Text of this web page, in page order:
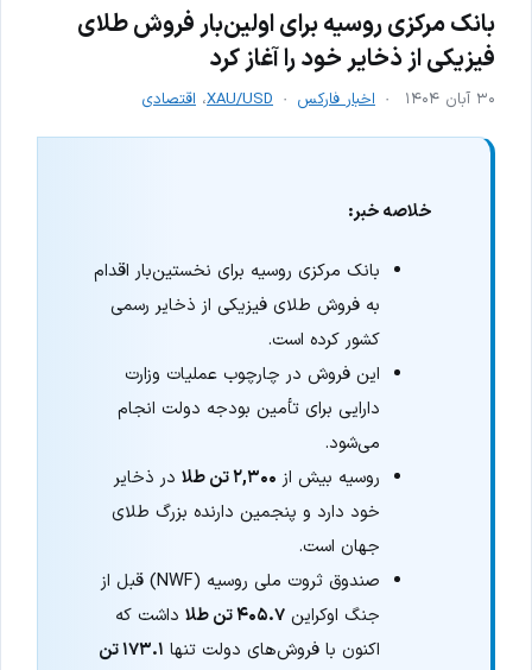
بانک مرکزی روسیه برای اولین‌بار فروش طلای
فیزیکی از ذخایر خود را آغاز کرد
۳۰ آبان ۱۴۰۴ اخبار فارکس XAU/USD، اقتصادی
خلاصه خبر:
بانک مرکزی روسیه برای نخستین‌بار اقدام
به فروش طلای فیزیکی از ذخایر رسمی
کشور کرده است.
این فروش در چارچوب عملیات وزارت
دارایی برای تأمین بودجه دولت انجام
می‌شود.
روسیه بیش از ۲,۳۰۰ تن طلا
در ذخایر
خود دارد و پنجمین دارنده بزرگ طلای
جهان است.
صندوق ثروت ملی روسیه (NWF) قبل از
جنگ اوکراین۴۰۵.۷ تن طلا
داشت که
اکنون با فروش‌های دولت تنها ۱۷۳.۱ تن